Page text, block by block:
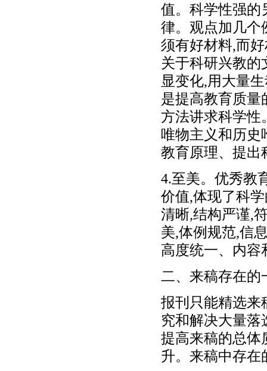
值。科学性强的
律。观点加几个
须有好材料,而
关于科研兴教的
显变化,用大量
是提高教育质量
方法讲求科学性
唯物主义和历史
教育原理、提出
4.至美。优秀教
价值,体现了科
清晰,结构严谨,
美,体例规范,信
高度统一、内容
二、来稿存在的
报刊只能精选来
究和解决大量落
提高来稿的总体
升。来稿中存在